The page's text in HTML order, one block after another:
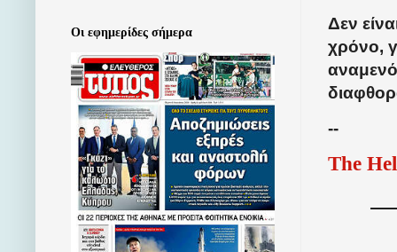
Δεν
χρόνο,
--
The
Οι εφημερίδες σήμερα